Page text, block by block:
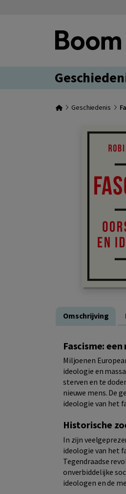
Geschiedenis
Omschrijving
Fascisme:
Miljoenen
ideologie en
sterven en te
nieuwe mens. De
ideologie van het
Historische
In zijn
ideologie van het
Tegendraadse
onverbiddelijke
ideologen en de